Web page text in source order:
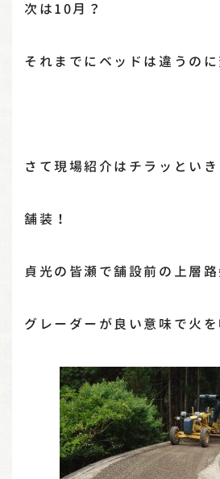
次は10月？
それまでにベッドは違うの
さて現場紹介はチラッといき
舗装！
貞光の皆瀬で舗設前の上層路
グレーダーが良い意味で火